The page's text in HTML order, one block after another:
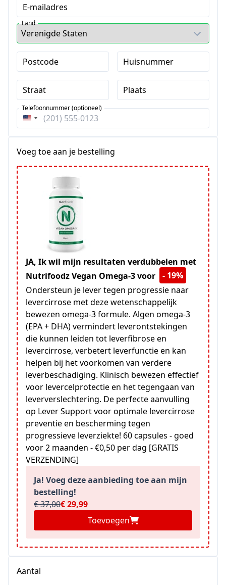
E-mailadres
Land
Postcode Huisnummer
Straat Plaats
Verenigde
Telefoonnummer (optioneel)
Voeg toe aan je bestelling
JA, Ik wil mijn resultaten verdubbelen met
Nutrifoodz Vegan Omega-3 voor
- 19%
Ondersteun je lever tegen progressie naar
levercirrose met deze wetenschappelijk
bewezen omega-3 formule. Algen omega-3
(EPA + DHA) vermindert leverontstekingen
die kunnen leiden tot leverfibrose en
levercirrose, verbetert leverfunctie en kan
helpen bij het voorkomen van verdere
leverbeschadiging. Klinisch bewezen effectief
voor levercelprotectie en het tegengaan van
leververslechtering. De perfecte aanvulling
op Lever Support voor optimale levercirrose
preventie en bescherming tegen
progressieve leverziekte! 60 capsules - goed
voor 2 maanden - €0,50 per dag [GRATIS
VERZENDING]
Ja! Voeg deze aanbieding toe aan mijn
bestelling!
€ 37,00€ 29,99
Toevoegen
Aantal